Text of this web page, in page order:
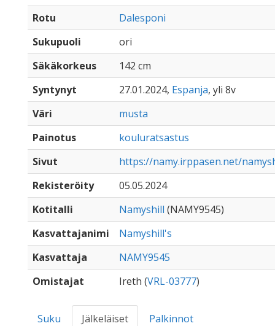
Rotu
Dalesponi
Sukupuoli
ori
Säkäkorkeus
142 cm
Syntynyt
27.01.2024, Espanja, yli 8v
Väri
musta
Painotus
kouluratsastus
Sivut
https://namy.irppasen.net/
Rekisteröity
05.05.2024
Kotitalli
Namyshill (NAMY9545)
Kasvattajanimi
Namyshill's
Kasvattaja
NAMY9545
Omistajat
Ireth (VRL-03777)
Suku Jälkeläiset
Palkinnot